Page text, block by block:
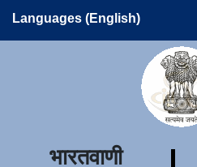
Languages (English)
भारतवाणी